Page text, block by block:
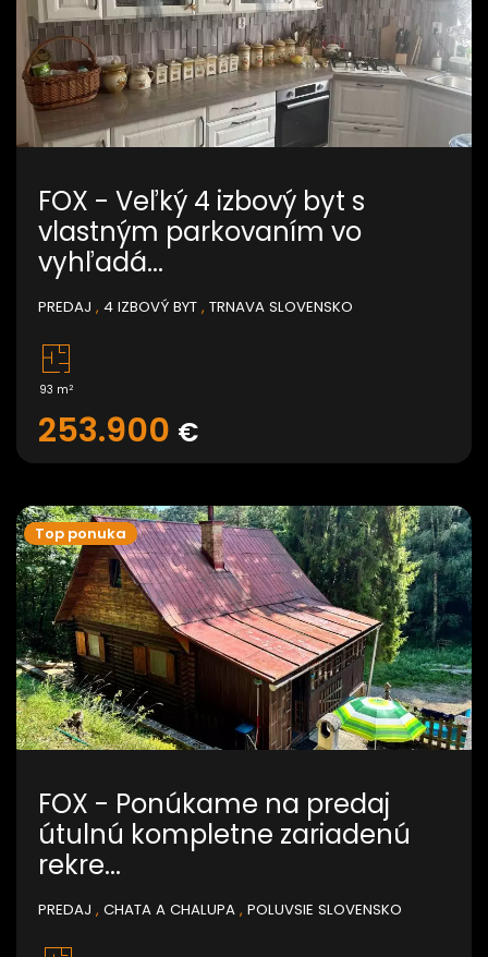
FOX - Veľký 4 izbový byt s
vlastným parkovaním vo
vyhľadá...
PREDAJ , 4 IZBOVÝ BYT , TRNAVA SLOVENSKO
93 m2
253.900 €
Top ponuka
FOX - Ponúkame na predaj
útulnú kompletne zariadenú
rekre...
PREDAJ , CHATA A CHALUPA , POLUVSIE SLOVENSKO